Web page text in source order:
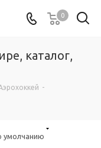
0
каталог,
-
умолчанию